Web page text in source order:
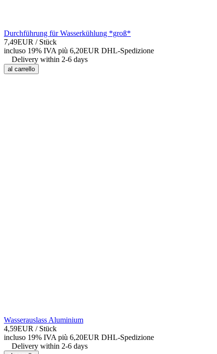
Durchführung für Wasserkühlung *groß*
7,49EUR / Stück
incluso 19% IVA più 6,20EUR DHL-Spedizione
Delivery within 2-6 days
al carrello
Wasserauslass Aluminium
4,59EUR / Stück
incluso 19% IVA più 6,20EUR DHL-Spedizione
Delivery within 2-6 days